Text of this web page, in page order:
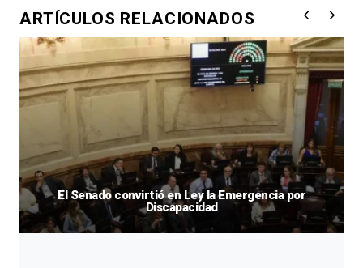
ARTÍCULOS RELACIONADOS
El Senado convirtió en Ley la Emergencia por
Discapacidad